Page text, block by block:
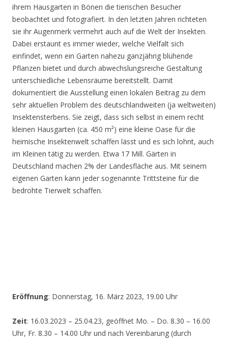
ihrem Hausgarten in Bönen die tierischen Besucher
beobachtet und fotografiert. In den letzten Jahren richteten
sie ihr Augenmerk vermehrt auch auf die Welt der Insekten.
Dabei erstaunt es immer wieder, welche Vielfalt sich
einfindet, wenn ein Garten nahezu ganzjährig blühende
Pflanzen bietet und durch abwechslungsreiche Gestaltung
unterschiedliche Lebensräume bereitstellt. Damit
dokumentiert die Ausstellung einen lokalen Beitrag zu dem
sehr aktuellen Problem des deutschlandweiten (ja weltweiten)
Insektensterbens. Sie zeigt, dass sich selbst in einem recht
kleinen Hausgarten (ca. 450 m²) eine kleine Oase für die
heimische Insektenwelt schaffen lässt und es sich lohnt, auch
im Kleinen tätig zu werden. Etwa 17 Mill. Gärten in
Deutschland machen 2% der Landesfläche aus. Mit seinem
eigenen Garten kann jeder sogenannte Trittsteine für die
bedrohte Tierwelt schaffen.
Eröffnung: Donnerstag, 16. März 2023, 19.00 Uhr
Zeit: 16.03.2023 – 25.04.23, geöffnet Mo. – Do. 8.30 – 16.00
Uhr, Fr. 8.30 – 14.00 Uhr und nach Vereinbarung (durch